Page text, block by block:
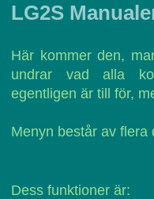
LG2S
Här kommer den,
undrar vad alla
egentligen är till för,
Menyn består av flera
Dess funktioner är: